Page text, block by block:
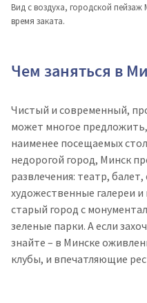
Вид с воздуха, городской
время заката.
Чем заняться в
Чистый и современный,
может многое предложить,
наименее посещаемых
недорогой город, Минск
развлечения: театр,
художественные галереи
старый город с
зеленые парки. А если
знайте – в Минске
клубы, и впечатляющие